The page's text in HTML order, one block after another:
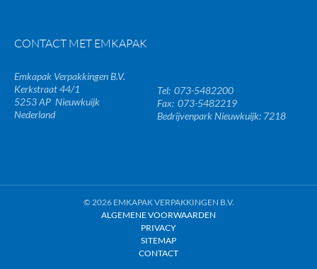
CONTACT MET EMKAPAK
Emkapak Verpakkingen B.V.
Kerkstraat 44/1
5253 AP Nieuwkuijk
Nederland
073-5482200
073-5482219
Bedrijvenpark Nieuwkuijk: 7218
© 2026 EMKAPAK VERPAKKINGEN B.V.
ALGEMENE VOORWAARDEN
PRIVACY
SITEMAP
CONTACT